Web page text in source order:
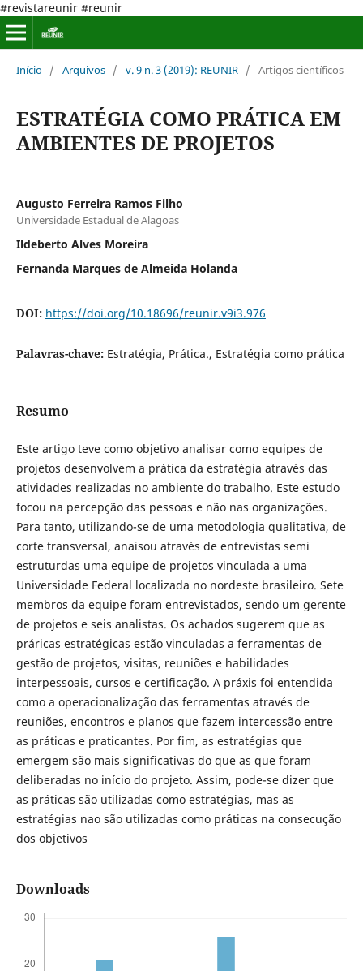
#revistareunir #reunir
Início / Arquivos / v. 9 n. 3 (2019): REUNIR / Artigos científicos
ESTRATÉGIA COMO PRÁTICA EM
AMBIENTES DE PROJETOS
Augusto Ferreira Ramos Filho
Universidade Estadual de Alagoas
Ildeberto Alves Moreira
Fernanda Marques de Almeida Holanda
DOI: https://doi.org/10.18696/reunir.v9i3.976
Palavras-chave: Estratégia, Prática., Estratégia como prática
Resumo
Este artigo teve como objetivo analisar como equipes de
projetos desenvolvem a prática da estratégia através das
atividades realizadas no ambiente do trabalho. Este estudo
focou na percepção das pessoas e não nas organizações.
Para tanto, utilizando-se de uma metodologia qualitativa, de
corte transversal, anaisou através de entrevistas semi
estruturdas uma equipe de projetos vinculada a uma
Universidade Federal localizada no nordeste brasileiro. Sete
membros da equipe foram entrevistados, sendo um gerente
de projetos e seis analistas. Os achados sugerem que as
práricas estratégicas estão vinculadas a ferramentas de
gestão de projetos, visitas, reuniões e habilidades
interpessoais, cursos e certificação. A práxis foi entendida
como a operacionalização das ferramentas através de
reuniões, encontros e planos que fazem intercessão entre
as práticas e praticantes. Por fim, as estratégias que
emergem são mais significativas do que as que foram
deliberadas no início do projeto. Assim, pode-se dizer que
as práticas são utilizadas como estratégias, mas as
estratégias nao são utilizadas como práticas na consecução
dos objetivos
Downloads